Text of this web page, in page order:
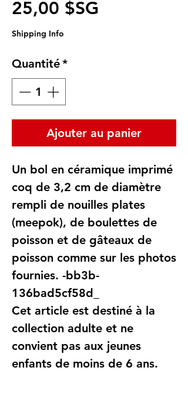
25,00 $SG
Shipping Info
Quantité*
Ajouter au panier
Un bol en céramique imprimé
coq de 3,2 cm de diamètre
rempli de nouilles plates
(meepok), de boulettes de
poisson et de gâteaux de
poisson comme sur les photos
fournies. -bb3b-
136bad5cf58d_
Cet article est destiné à la
collection adulte et ne
convient pas aux jeunes
enfants de moins de 6 ans.